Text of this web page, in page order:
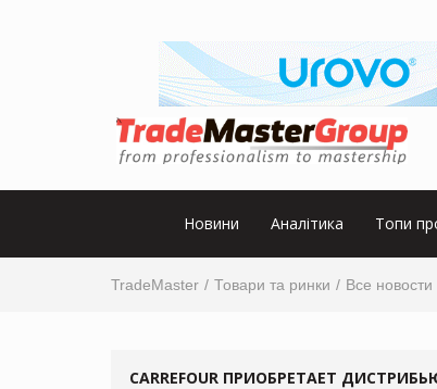
Новини Аналітика Топи
TradeMaster Товари та ринки Все новости
CARREFOUR ПРИОБРЕТАЕТ